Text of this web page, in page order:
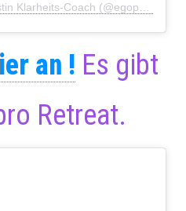
Ein Beitrag geteilt von Kerstin Klarheits-Coach (@egophiliatu)
an ! Es gibt
Retreat.